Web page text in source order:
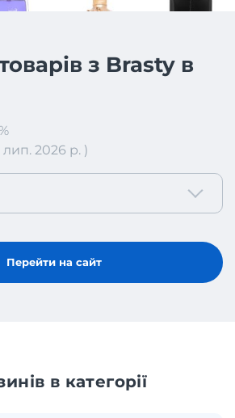
з Brasty в
2026 р. )
Перейти на сайт
в категорії